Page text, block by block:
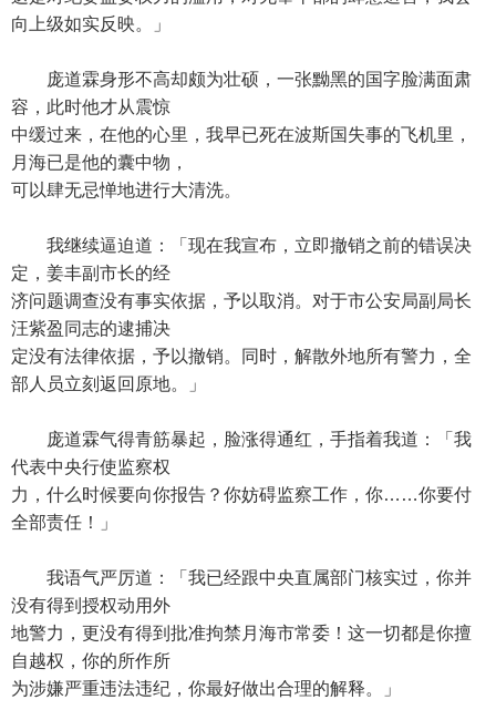
向上级如实反映。」
庞道霖身形不高却颇为壮硕，一张黝黑的国字脸满面肃
容，此时他才从震惊
中缓过来，在他的心里，我早已死在波斯国失事的飞机里，
月海已是他的囊中物，
可以肆无忌惮地进行大清洗。
我继续逼迫道：「现在我宣布，立即撤销之前的错误决
定，姜丰副市长的经
济问题调查没有事实依据，予以取消。对于市公安局副局长
汪紫盈同志的逮捕决
定没有法律依据，予以撤销。同时，解散外地所有警力，全
部人员立刻返回原地。」
庞道霖气得青筋暴起，脸涨得通红，手指着我道：「我
代表中央行使监察权
力，什么时候要向你报告？你妨碍监察工作，你……你要付
全部责任！」
我语气严厉道：「我已经跟中央直属部门核实过，你并
没有得到授权动用外
地警力，更没有得到批准拘禁月海市常委！这一切都是你擅
自越权，你的所作所
为涉嫌严重违法违纪，你最好做出合理的解释。」